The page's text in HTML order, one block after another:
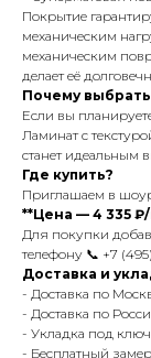
Покрытие
механическим
механическим
делает её
Почему
Если вы
Ламинат с
станет идеальным
Где купить?
Приглашаем в
**Цена — 4 335 ₽/
Для покупки
телефону 📞 +7
Доставка и
- Доставка по
- Доставка по
- Укладка под ключ
- Бесплатный